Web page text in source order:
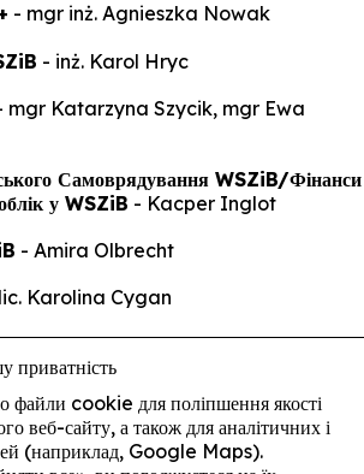
- mgr inż. Agnieszka Nowak
- inż. Karol Hryc
mgr Katarzyna Szycik, mgr Ewa
Самоврядування WSZiB/Фінанси
у WSZiB - Kacper Inglot
- Amira Olbrecht
Karolina Cygan
/ Мережа Сприяння
Cepielik
500 людей. Щиро дякуємо за ваше широке
приватність
файли cookie для поліпшення якості
веб-сайту, а також для аналітичних і
(наприклад, Google Maps).